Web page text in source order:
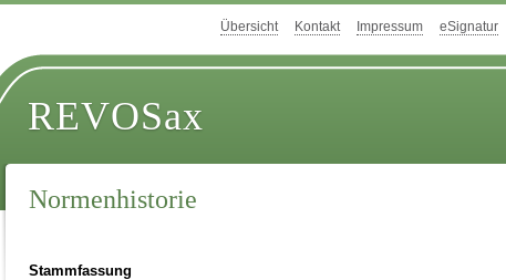
Übersicht Kontakt Impressum eSignatur
REVOSax
Normenhistorie
Stammfassung